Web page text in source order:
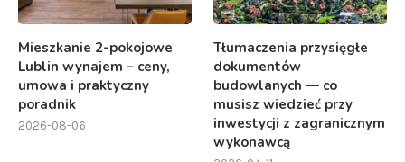
Mieszkanie 2-pokojowe
Lublin wynajem – ceny,
umowa i praktyczny
poradnik
2026-08-06
Tłumaczenia przysięgłe
dokumentów
budowlanych — co
musisz wiedzieć przy
inwestycji z zagranicznym
wykonawcą